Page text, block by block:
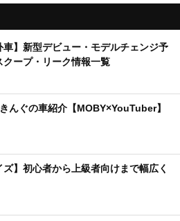
車】新型デビュー・モデルチェンジ予
クープ・リーク情報一覧
んぐの車紹介【MOBY×YouTuber】
ズ】初心者から上級者向けまで幅広く